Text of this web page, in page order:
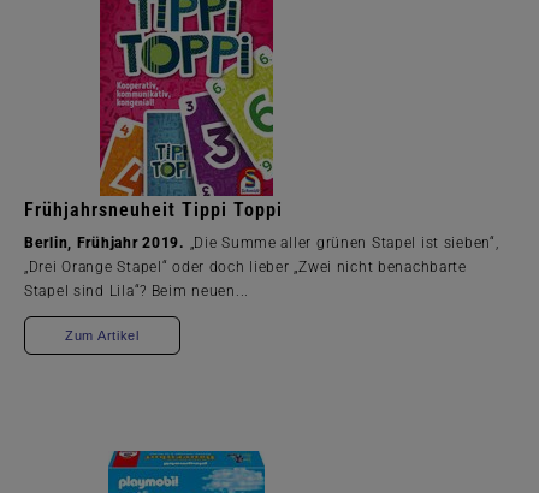
Frühjahrsneuheit Tippi Toppi
Berlin, Frühjahr 2019. „Die Summe aller grünen Stapel ist sieben“,
„Drei Orange Stapel“ oder doch lieber „Zwei nicht benachbarte
Stapel sind Lila“? Beim neuen...
Zum Artikel